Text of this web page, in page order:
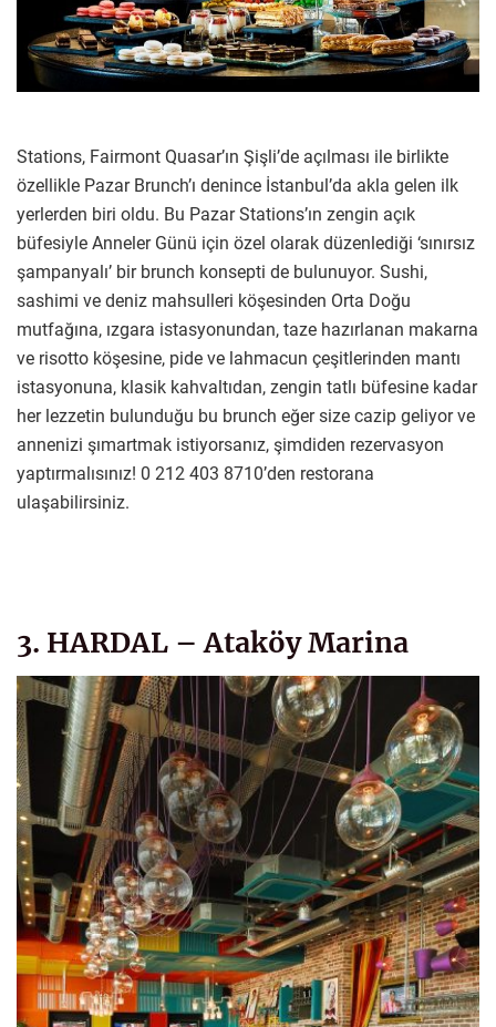
Stations, Fairmont Quasar’ın Şişli’de açılması ile birlikte
özellikle Pazar Brunch’ı denince İstanbul’da akla gelen ilk
yerlerden biri oldu. Bu Pazar Stations’ın zengin açık
büfesiyle Anneler Günü için özel olarak düzenlediği ‘sınırsız
şampanyalı’ bir brunch konsepti de bulunuyor. Sushi,
sashimi ve deniz mahsulleri köşesinden Orta Doğu
mutfağına, ızgara istasyonundan, taze hazırlanan makarna
ve risotto köşesine, pide ve lahmacun çeşitlerinden mantı
istasyonuna, klasik kahvaltıdan, zengin tatlı büfesine kadar
her lezzetin bulunduğu bu brunch eğer size cazip geliyor ve
annenizi şımartmak istiyorsanız, şimdiden rezervasyon
yaptırmalısınız! 0 212 403 8710’den restorana
ulaşabilirsiniz.
3. HARDAL – Ataköy Marina